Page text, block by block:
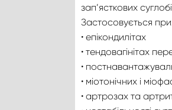
зап’ясткових
Застосовується
• епікондилітах
• тендовагінітах
•
• міотонічних і
• артрозах та